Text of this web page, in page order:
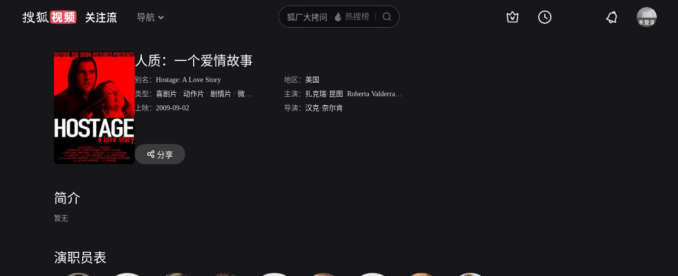
导航
人质：一个爱情故事
别名： Hostage: A Love Story 地区： 美国
类型： 喜剧片 / 动作片 / 剧情片 / 微电影 主演： 扎克瑞·昆图 Roberta Valderrama
上映： 2009-09-02 导演： 汉克·奈尔肯
分享
简介
暂无
演职员表